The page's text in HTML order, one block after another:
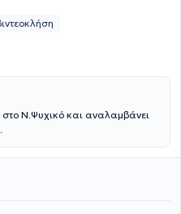
στο Ν.Ψυχικό και αναλαμβάνει